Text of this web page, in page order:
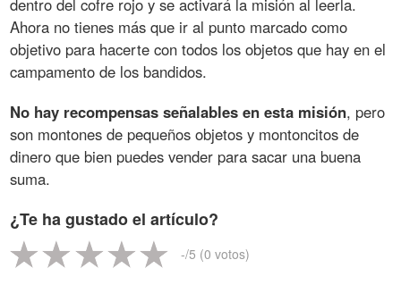
Ahora no tienes más que ir al punto marcado como
objetivo para hacerte con todos los objetos que hay en el
campamento de los bandidos.
No hay recompensas señalables en esta misión, pero
son montones de pequeños objetos y montoncitos de
dinero que bien puedes vender para sacar una buena
suma.
¿Te ha gustado el artículo?
-/5 (0 votos)